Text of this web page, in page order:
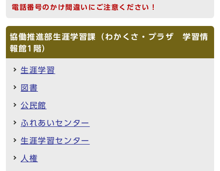
電話番号のかけ間違いにご注意ください！
協働推進部生涯学習課（わかくさ・プラザ 学習情
報館1階）
生涯学習
図書
公民館
ふれあいセンター
生涯学習センター
人権